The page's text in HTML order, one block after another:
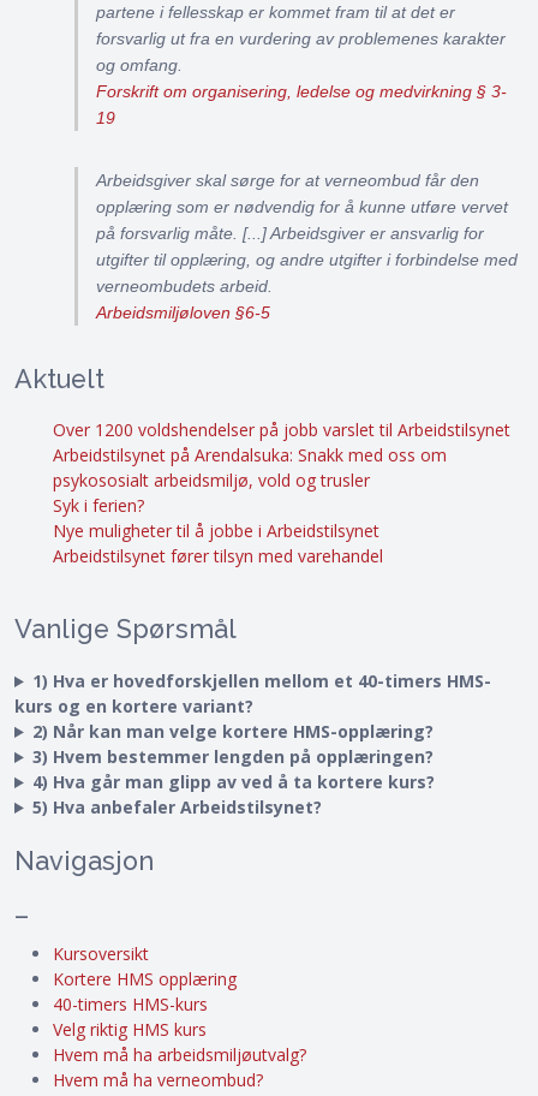
partene i fellesskap er kommet fram til at det er
forsvarlig ut fra en vurdering av problemenes karakter
og omfang.
Forskrift om organisering, ledelse og medvirkning § 3-
19
Arbeidsgiver skal sørge for at verneombud får den
opplæring som er nødvendig for å kunne utføre vervet
på forsvarlig måte. [...] Arbeidsgiver er ansvarlig for
utgifter til opplæring, og andre utgifter i forbindelse med
verneombudets arbeid.
Arbeidsmiljøloven §6-5
Aktuelt
Over 1200 voldshendelser på jobb varslet til Arbeidstilsynet
Arbeidstilsynet på Arendalsuka: Snakk med oss om
psykososialt arbeidsmiljø, vold og trusler
Syk i ferien?
Nye muligheter til å jobbe i Arbeidstilsynet
Arbeidstilsynet fører tilsyn med varehandel
Vanlige Spørsmål
1) Hva er hovedforskjellen mellom et 40-timers HMS-
kurs og en kortere variant?
2) Når kan man velge kortere HMS-opplæring?
3) Hvem bestemmer lengden på opplæringen?
4) Hva går man glipp av ved å ta kortere kurs?
5) Hva anbefaler Arbeidstilsynet?
Navigasjon
–
Kursoversikt
Kortere HMS opplæring
40-timers HMS-kurs
Velg riktig HMS kurs
Hvem må ha arbeidsmiljøutvalg?
Hvem må ha verneombud?